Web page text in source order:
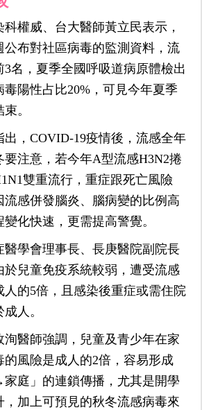
權威、台大醫師黃立民表示，
公布對社區病毒的監測資料，流
3名，夏季全國呼吸道病原體檢出
毒陽性占比20%，可見今年夏季
。
出，COVID-19疫情後，流感全年
要注意，若今年A型流感H3N2捲
雙重流行，重症跟死亡風險
流感併發腦炎、腦病變的比例高
化快速，更需提高警覺。
醫學會理事長、長庚醫院副院長
於兒童免疫系統較弱，遭受流感
人的5倍，且感染後重症或需住院
人。
洵醫師強調，兒童及青少年在家
的風險是成人的2倍，容易形成
庭」的連鎖傳播，尤其是開學
，加上可預見的秋冬流感病毒來